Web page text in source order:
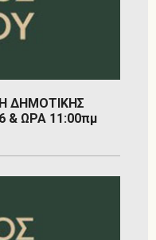
ΔΗΜΟΤΙΚΗΣ
& ΩΡΑ 11:00πμ